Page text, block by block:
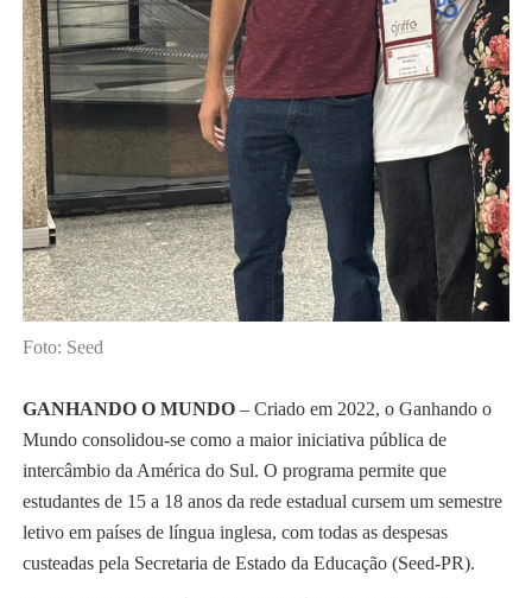
Foto: Seed
GANHANDO O MUNDO – Criado em 2022, o Ganhando o
Mundo consolidou-se como a maior iniciativa pública de
intercâmbio da América do Sul. O programa permite que
estudantes de 15 a 18 anos da rede estadual cursem um semestre
letivo em países de língua inglesa, com todas as despesas
custeadas pela Secretaria de Estado da Educação (Seed-PR).